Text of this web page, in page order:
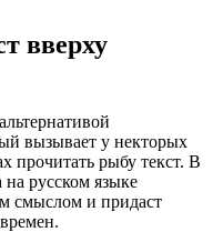
вверху
вызывает у некторых
прочитать рыбу текст. В
русском языке
смыслом и придаст